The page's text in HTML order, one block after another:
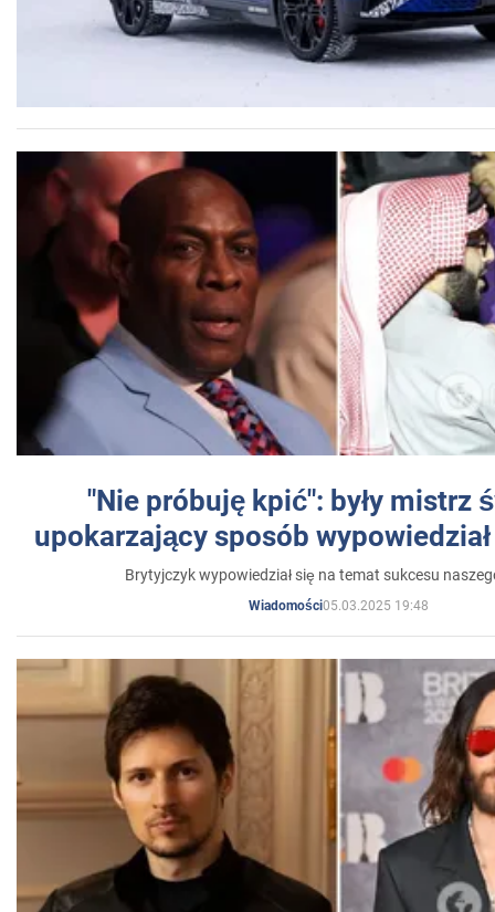
"Nie próbuję kpić": były mistrz
upokarzający sposób
Brytyjczyk wypowiedział się na temat sukcesu
Wiadomości05.03.2025 19:48